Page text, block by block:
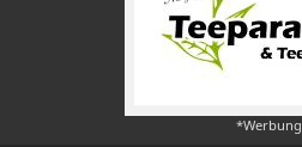
*Werbung